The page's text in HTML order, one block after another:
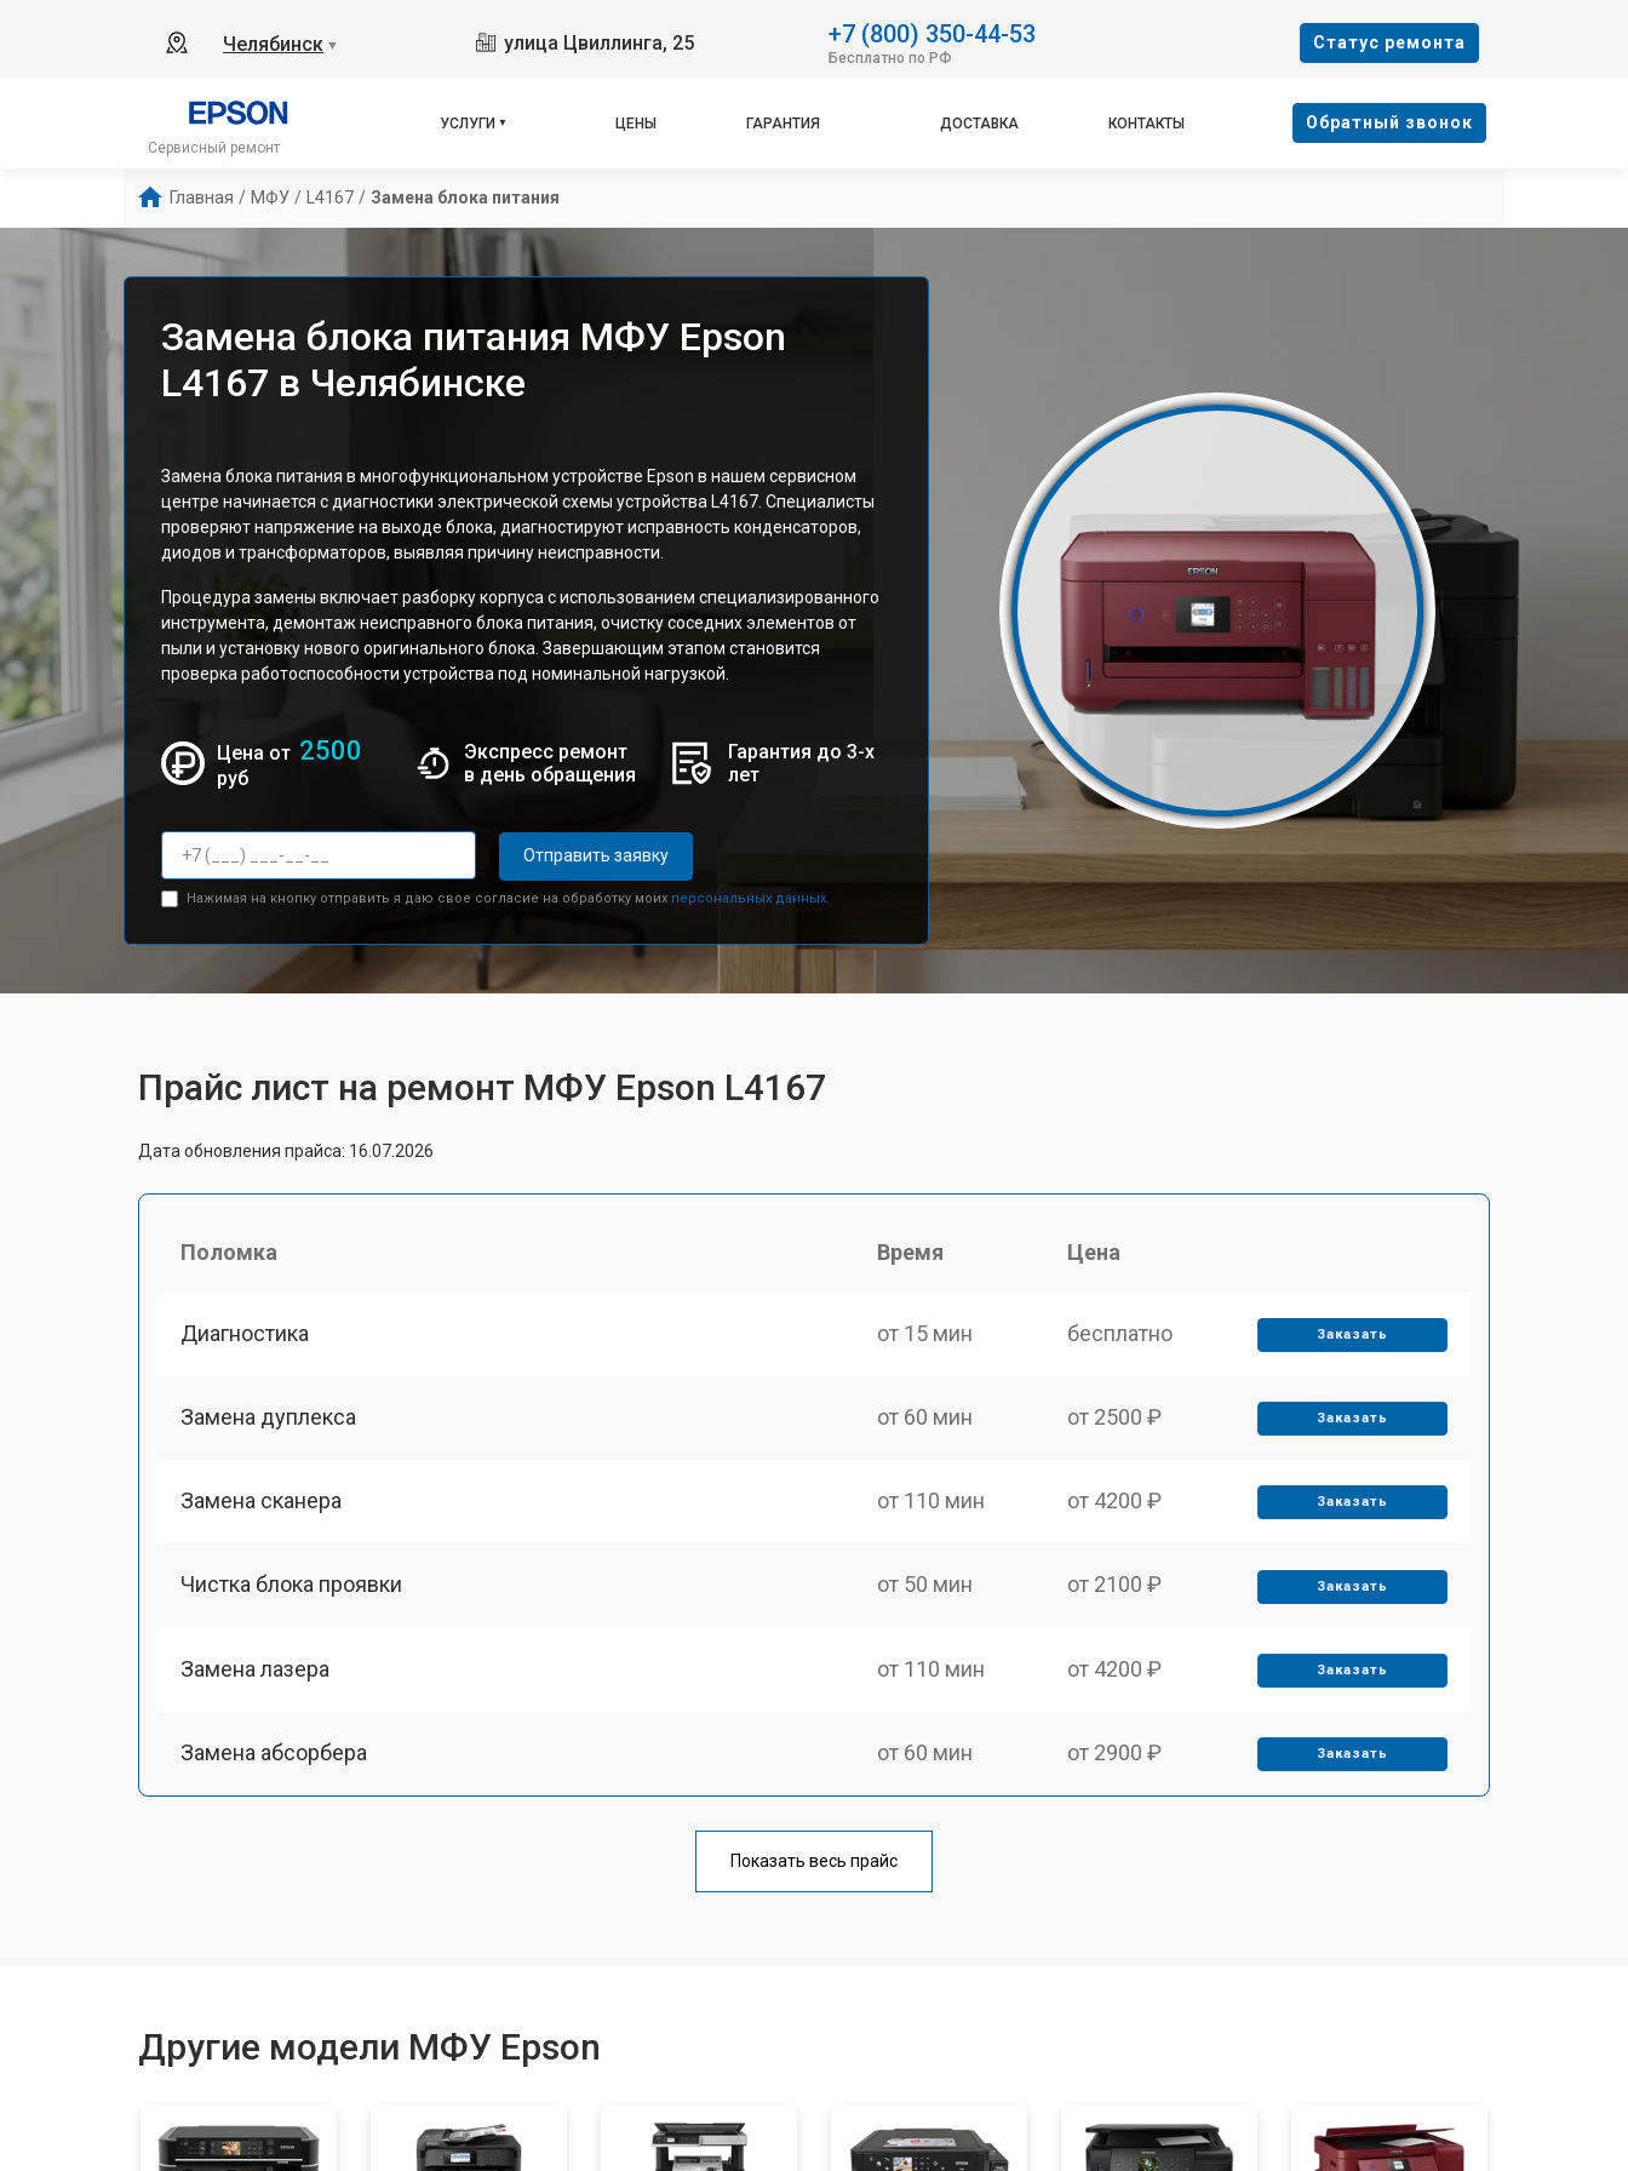
Челябинск ▼ улица Цвиллинга, 25 +7 (800) 350-44-53
Бесплатно по РФ
Cтатус ремонта
Сервисный ремонт
УСЛУГИ ЦЕНЫ ГАРАНТИЯ ДОСТАВКА КОНТАКТЫ Oбратный звонок
Главная / МФУ / L4167 / Замена блока питания
Замена блока питания МФУ Epson
L4167 в Челябинске
Замена блока питания в многофункциональном устройстве Epson в нашем сервисном
центре начинается с диагностики электрической схемы устройства L4167. Специалисты
проверяют напряжение на выходе блока, диагностируют исправность конденсаторов,
диодов и трансформаторов, выявляя причину неисправности.
Процедура замены включает разборку корпуса с использованием специализированного
инструмента, демонтаж неисправного блока питания, очистку соседних элементов от
пыли и установку нового оригинального блока. Завершающим этапом становится
проверка работоспособности устройства под номинальной нагрузкой.
Цена от 2500
руб
Экспресс ремонт
в день обращения
Гарантия до 3-х
лет
Отправить заявку
Нажимая на кнопку отправить я даю свое согласие на обработку моих персональных данных.
Прайс лист на ремонт МФУ Epson L4167
Дата обновления прайса: 16.07.2026
Поломка Время Цена
Диагностика от 15 мин бесплатно Заказать
Замена дуплекса от 60 мин от 2500 ₽ Заказать
Замена сканера от 110 мин от 4200 ₽ Заказать
Чистка блока проявки от 50 мин от 2100 ₽ Заказать
Замена лазера от 110 мин от 4200 ₽ Заказать
Замена абсорбера от 60 мин от 2900 ₽ Заказать
от 100 мин
Показать весь прайс
Другие модели МФУ Epson